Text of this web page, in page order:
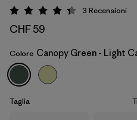
Canopy Green - Light
Valutazione: 4.3 / 5
3 Recensioni
CHF 59
Colore Canopy Green - Light
Taglia